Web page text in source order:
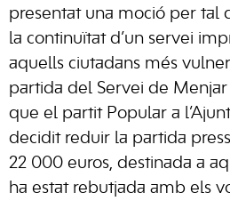
presentat una moció per tal
la continuïtat d’un servei
aquells ciutadans més
partida del Servei de
que el partit Popular a
decidit reduir la partida
22 000 euros, destinada a
ha estat rebutjada amb els